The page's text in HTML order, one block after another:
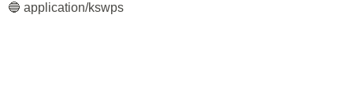
🔵 application/kswps